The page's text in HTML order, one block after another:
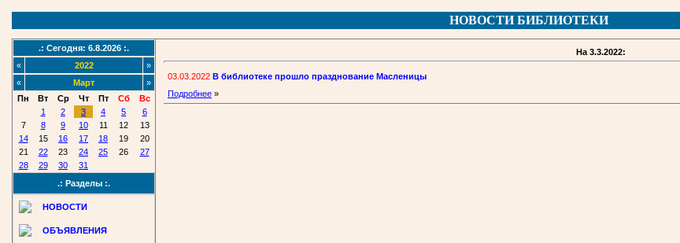
НОВОСТИ БИБЛИОТЕКИ
.: Сегодня: 6.8.2026 :.
«
2022
»
«
Март
»
Пн
Вт Ср Чт Пт Сб
Вс
1
2 3 4 5
6
7
8 9 10 11 12
13
14
15 16 17 18 19
20
21
22 23 24 25 26
27
28
29 30
31
.: Разделы :.
НОВОСТИ
ОБЪЯВЛЕНИЯ
На 3.3.2022:
03.03.2022 В библиотеке прошло празднование Масленицы
Подробнее »